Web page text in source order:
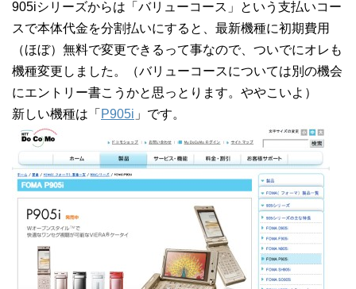
905iシリーズからは「バリューコース」という支払いコー
スで本体代金を分割払いにすると、最新機種に初期費用
（ほぼ）無料で変更できるって事なので、ついでにオレも
機種変更しました。（バリューコースについては別の機会
にエントリー書こうかと思っとります。ややこいよ）
新しい機種は「 P905i 」です。